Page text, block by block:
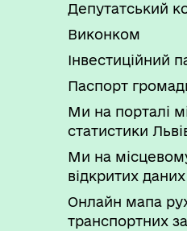
технічної
міської ради
призначення,
призначення,
Депутатський
Виконком
Інвестиційний
Паспорт
Ми на порталі
статистики
Ми на
відкритих
Онлайн мапа
транспортних